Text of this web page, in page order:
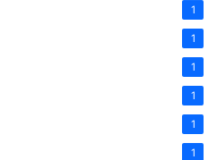
1
1
1
1
1
1